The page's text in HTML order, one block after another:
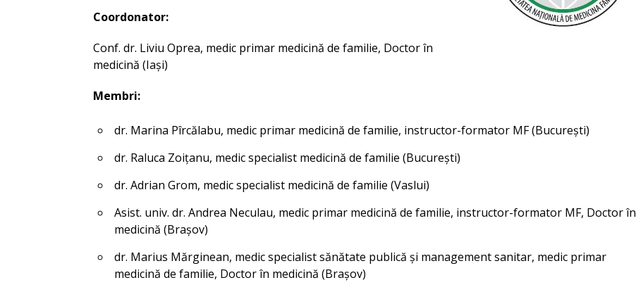
Coordonator:
Conf. dr. Liviu Oprea, medic primar medicină de familie, Doctor în
medicină (Iași)
Membri:
dr. Marina Pîrcălabu, medic primar medicină de familie, instructor-formator MF (București)
dr. Raluca Zoițanu, medic specialist medicină de familie (București)
dr. Adrian Grom, medic specialist medicină de familie (Vaslui)
Asist. univ. dr. Andrea Neculau, medic primar medicină de familie, instructor-formator MF, Doctor în
medicină (Brașov)
dr. Marius Mărginean, medic specialist sănătate publică și management sanitar, medic primar
medicină de familie, Doctor în medicină (Brașov)